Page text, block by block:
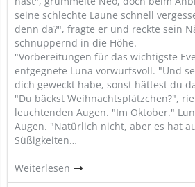
seine schlechte Laune schnell
denn da?", fragte er und reckte sein
schnuppernd in die Höhe.
"Vorbereitungen für das wichtigste
entgegnete Luna vorwurfsvoll. "Und
dich geweckt habe, sonst hättest du
"Du bäckst Weihnachtsplätzchen?",
leuchtenden Augen. "Im Oktober."
Augen. "Natürlich nicht, aber es hat
Süßigkeiten…
Weiterlesen